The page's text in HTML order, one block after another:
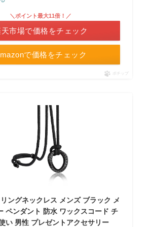
で価格をチェック
＼ポイント最大11倍！／
市場で価格をチェック
ポチップ
ングネックレス メンズ ブラック メ
ペンダント 防水 ワックスコード チ
い 男性 プレゼントアクセサリー